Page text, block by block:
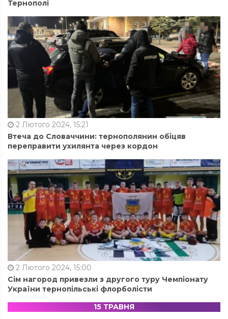
Тернополі
2 Лютого 2024, 15:21
Втеча до Словаччини: тернополянин обіцяв
переправити ухилянта через кордон
2 Лютого 2024, 15:00
Сім нагород привезли з другого туру Чемпіонату
України тернопільські флорболісти
15 ТРАВНЯ